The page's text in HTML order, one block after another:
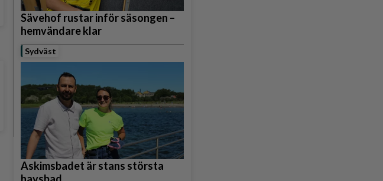
Sävehof rustar inför säsongen –
hemvändare klar
Sydväst
Askimsbadet är stans största